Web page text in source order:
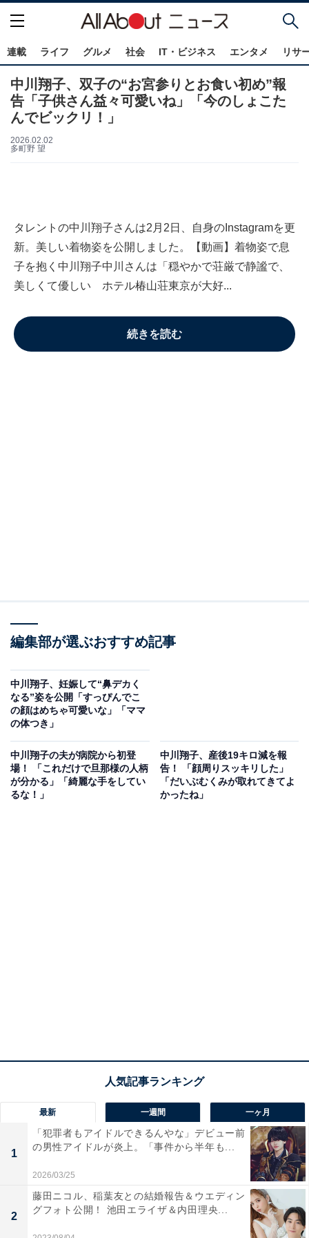
連載 ライフ グルメ 社会 IT・ビジネス エンタメ リサ
中川翔子、双子の“お宮参りとお食い初め”報
告「子供さん益々可愛いね」「今のしょこた
んでビックリ！」
2026.02.02
多町野 望
タレントの中川翔子さんは2月2日、自身のInstagramを更
新。美しい着物姿を公開しました。【動画】着物姿で息
子を抱く中川翔子中川さんは「穏やかで荘厳で静謐で、
美しくて優しい ホテル椿山荘東京が大好...
続きを読む
編集部が選ぶおすすめ記事
中川翔子、妊娠して“鼻デカく
なる”姿を公開「すっぴんでこ
の顔はめちゃ可愛いな」「ママ
の体つき」
中川翔子の夫が病院から初登
場！ 「これだけで旦那様の人柄
が分かる」「綺麗な手をしてい
るな！」
中川翔子、産後19キロ減を報
告！ 「顔周りスッキリした」
「だいぶむくみが取れてきてよ
かったね」
最新 一週間 一ヶ月
1
「犯罪者もアイドルできるんやな」デビュー前
の男性アイドルが炎上。「事件から半年も...
2026/03/25
2
藤田ニコル、稲葉友との結婚報告＆ウエディン
グフォト公開！ 池田エライザ＆内田理央...